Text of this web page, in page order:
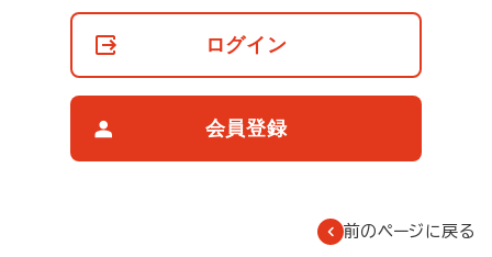
ログイン
会員登録
前のページに戻る